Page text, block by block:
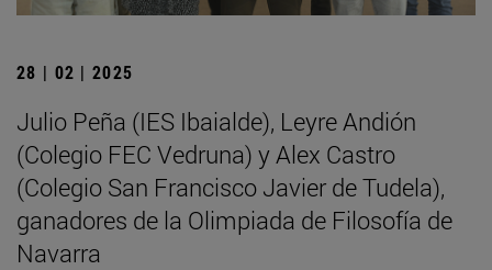
28 | 02 | 2025
Julio Peña (IES Ibaialde), Leyre Andión
(Colegio FEC Vedruna) y Alex Castro
(Colegio San Francisco Javier de Tudela),
ganadores de la Olimpiada de Filosofía de
Navarra